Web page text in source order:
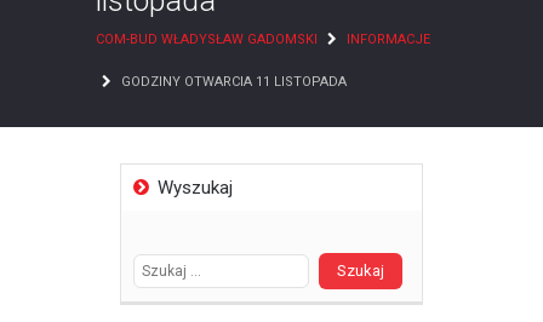
COM-BUD WŁADYSŁAW GADOMSKI INFORMACJE
GODZINY OTWARCIA 11 LISTOPADA
Wyszukaj